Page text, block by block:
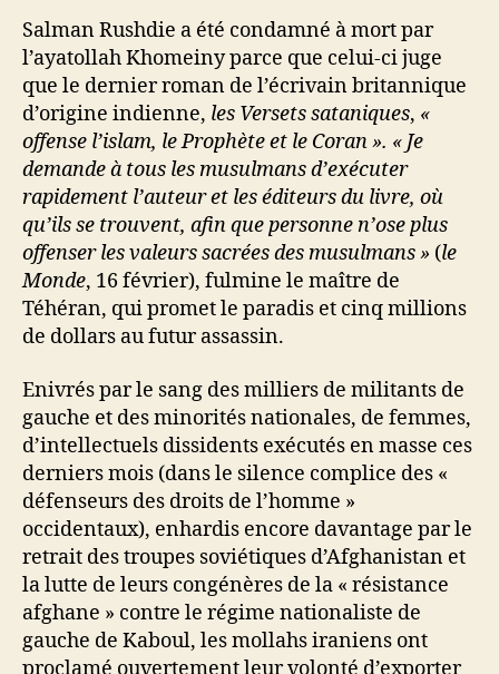
Salman Rushdie a été condamné à mort par
l’ayatollah Khomeiny parce que celui-ci juge
que le dernier roman de l’écrivain britannique
d’origine indienne, les Versets sataniques, «
offense l’islam, le Prophète et le Coran ». « Je
demande à tous les musulmans d’exécuter
rapidement l’auteur et les éditeurs du livre, où
qu’ils se trouvent, afin que personne n’ose plus
offenser les valeurs sacrées des musulmans » (le
Monde, 16 février), fulmine le maître de
Téhéran, qui promet le paradis et cinq millions
de dollars au futur assassin.
Enivrés par le sang des milliers de militants de
gauche et des minorités nationales, de femmes,
d’intellectuels dissidents exécutés en masse ces
derniers mois (dans le silence complice des «
défenseurs des droits de l’homme »
occidentaux), enhardis encore davantage par le
retrait des troupes soviétiques d’Afghanistan et
la lutte de leurs congénères de la « résistance
afghane » contre le régime nationaliste de
gauche de Kaboul, les mollahs iraniens ont
proclamé ouvertement leur volonté d’exporter